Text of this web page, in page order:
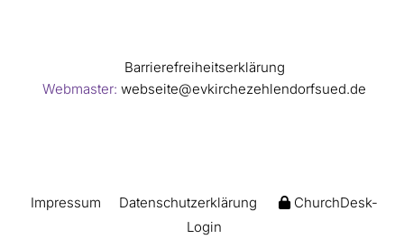
Barrierefreiheitserklärung
Webmaster: webseite@evkirchezehlendorfsued.de
Impressum Datenschutzerklärung
ChurchDesk-
Login